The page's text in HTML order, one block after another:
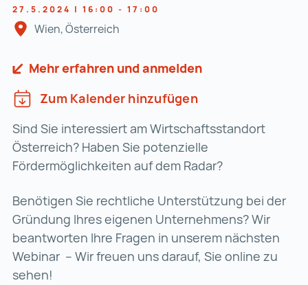
27.5.2024 | 16:00 - 17:00
Wien, Österreich
Mehr erfahren und anmelden
Zum Kalender hinzufügen
Sind Sie interessiert am Wirtschaftsstandort
Österreich? Haben Sie potenzielle
Fördermöglichkeiten auf dem Radar?
Benötigen Sie rechtliche Unterstützung bei der
Gründung Ihres eigenen Unternehmens? Wir
beantworten Ihre Fragen in unserem nächsten
Webinar – Wir freuen uns darauf, Sie online zu
sehen!